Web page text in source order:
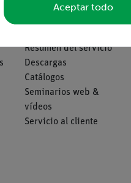
Servicio
Resumen del servicio
Descargas
Catálogos
Seminarios web &
vídeos
Servicio al cliente
Aceptar todo